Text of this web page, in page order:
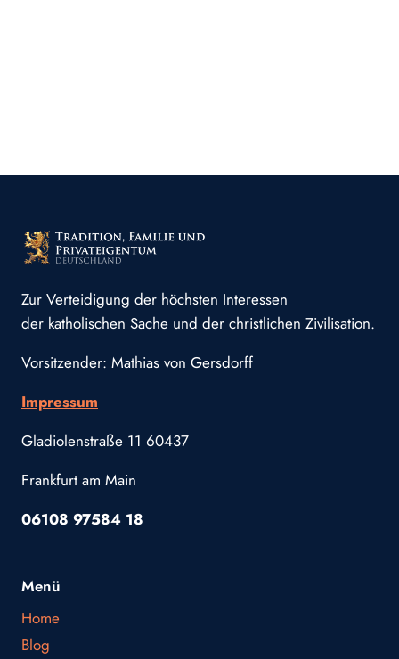
Zur Verteidigung der höchsten Interessen
der katholischen Sache und der christlichen Zivilisation.
Vorsitzender: Mathias von Gersdorff
Impressum
Gladiolenstraße 11 60437
Frankfurt am Main
06108 97584 18
Menü
Home
Blog